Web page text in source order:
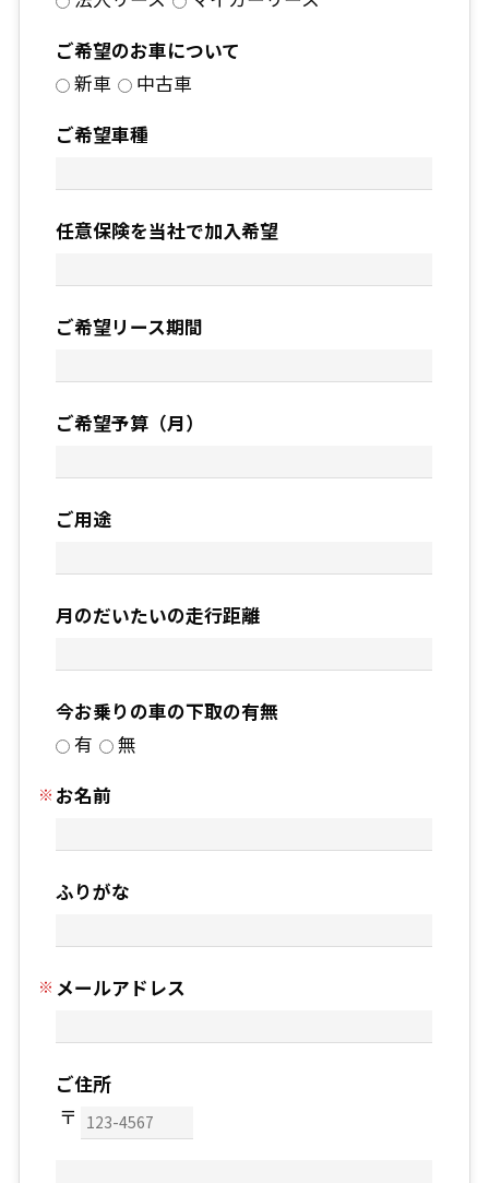
ご希望のお車について
新車
中古車
ご希望車種
任意保険を当社で加入希望
ご希望リース期間
ご希望予算（月）
ご用途
月のだいたいの走行距離
今お乗りの車の下取の有無
有
無
お名前
ふりがな
メールアドレス
ご住所